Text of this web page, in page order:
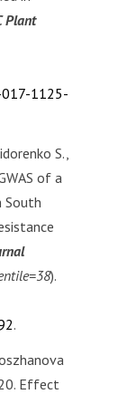
Plant
1125-
S.,
of a
South
).
.
Effect